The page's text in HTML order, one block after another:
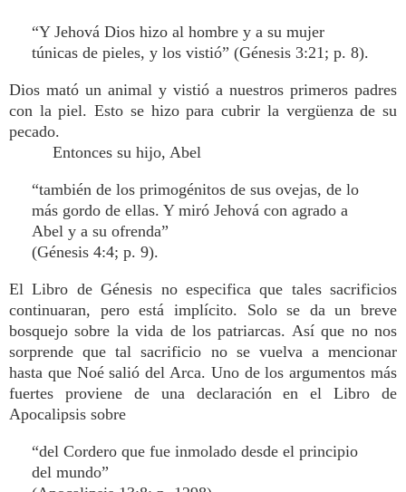
“Y Jehová Dios hizo al hombre y a su mujer
túnicas de pieles, y los vistió” (Génesis 3:21; p. 8).
Dios mató un animal y vistió a nuestros primeros padres
con la piel. Esto se hizo para cubrir la vergüenza de su
pecado.
Entonces su hijo, Abel
“también de los primogénitos de sus ovejas, de lo
más gordo de ellas. Y miró Jehová con agrado a
Abel y a su ofrenda”
(Génesis 4:4; p. 9).
El Libro de Génesis no especifica que tales sacrificios
continuaran, pero está implícito. Solo se da un breve
bosquejo sobre la vida de los patriarcas. Así que no nos
sorprende que tal sacrificio no se vuelva a mencionar
hasta que Noé salió del Arca. Uno de los argumentos más
fuertes proviene de una declaración en el Libro de
Apocalipsis sobre
“del Cordero que fue inmolado desde el principio
del mundo”